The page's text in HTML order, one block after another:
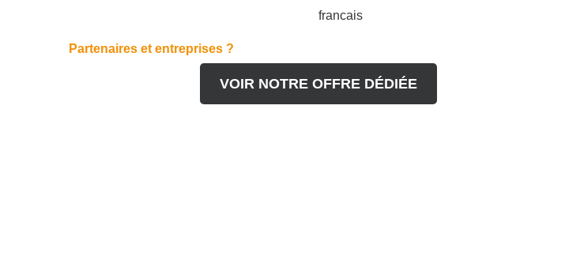
Partenaires et entreprises ?
VOIR NOTRE OFFRE DÉDIÉE